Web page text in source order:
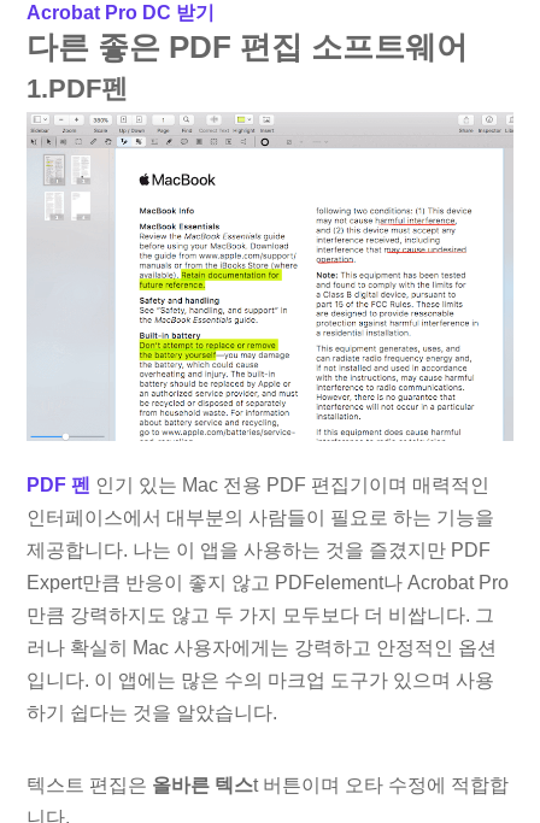
Acrobat Pro DC 받기
다른 좋은 PDF 편집 소프트웨어
1.PDF펜
PDF 펜 인기 있는 Mac 전용 PDF 편집기이며 매력적인
인터페이스에서 대부분의 사람들이 필요로 하는 기능을
제공합니다. 나는 이 앱을 사용하는 것을 즐겼지만 PDF
Expert만큼 반응이 좋지 않고 PDFelement나 Acrobat Pro
만큼 강력하지도 않고 두 가지 모두보다 더 비쌉니다. 그
러나 확실히 Mac 사용자에게는 강력하고 안정적인 옵션
입니다. 이 앱에는 많은 수의 마크업 도구가 있으며 사용
하기 쉽다는 것을 알았습니다.
텍스트 편집은 올바른 텍스t 버튼이며 오타 수정에 적합합
니다.